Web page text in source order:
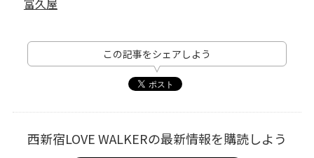
富久屋
この記事をシェアしよう
西新宿LOVE WALKERの最新情報を購読しよう